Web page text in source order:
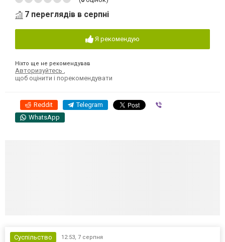
7 переглядів в серпні
Я рекомендую
Ніхто ще не рекомендував
Авторизуйтесь ,
щоб оцінити і порекомендувати
Reddit Telegram
WhatsApp
Суспільство 12:53, 7 серпня